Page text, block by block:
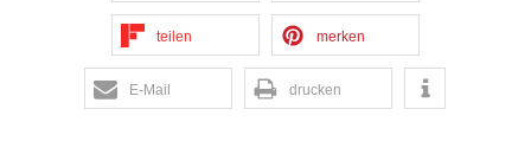
teilen merken
E-Mail drucken